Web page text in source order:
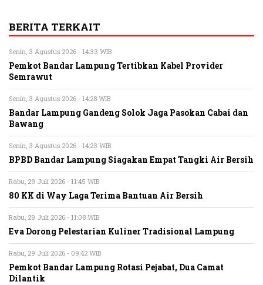
BERITA TERKAIT
Senin, 3 Agustus 2026 - 14:33 WIB
Pemkot Bandar Lampung Tertibkan Kabel Provider
Semrawut
Senin, 3 Agustus 2026 - 14:28 WIB
Bandar Lampung Gandeng Solok Jaga Pasokan Cabai dan
Bawang
Senin, 3 Agustus 2026 - 14:23 WIB
BPBD Bandar Lampung Siagakan Empat Tangki Air Bersih
Rabu, 29 Juli 2026 - 11:45 WIB
80 KK di Way Laga Terima Bantuan Air Bersih
Rabu, 29 Juli 2026 - 11:08 WIB
Eva Dorong Pelestarian Kuliner Tradisional Lampung
Rabu, 29 Juli 2026 - 09:42 WIB
Pemkot Bandar Lampung Rotasi Pejabat, Dua Camat
Dilantik